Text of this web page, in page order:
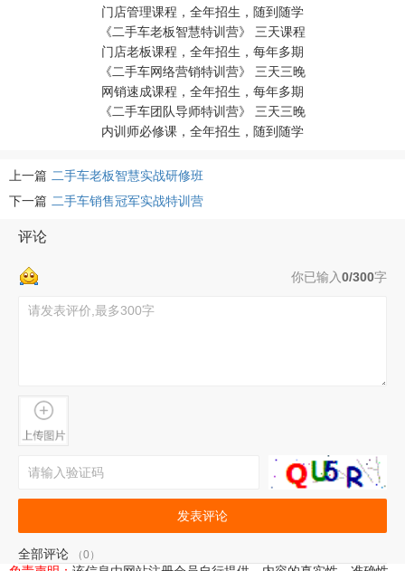
门店管理课程，全年招生，随到随学
《二手车老板智慧特训营》 三天课程
门店老板课程，全年招生，每年多期
《二手车网络营销特训营》 三天三晚
网销速成课程，全年招生，每年多期
《二手车团队导师特训营》 三天三晚
内训师必修课，全年招生，随到随学
上一篇 二手车老板智慧实战研修班
下一篇 二手车销售冠军实战特训营
评论
你已输入0/300字
发表评论
全部评论 （0）